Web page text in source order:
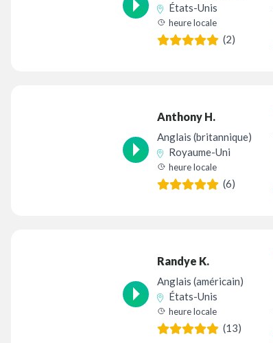
États-Unis
heure locale
(2)
Anthony H.
Anglais (britannique)
Royaume-Uni
heure locale
(6)
Randye K.
Anglais (américain)
États-Unis
heure locale
(13)